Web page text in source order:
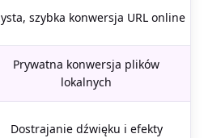
szybka konwersja URL online
Prywatna konwersja plików
lokalnych
Dostrajanie dźwięku i efekty